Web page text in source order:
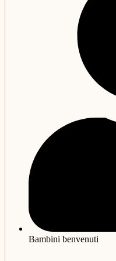
Bambini benvenuti